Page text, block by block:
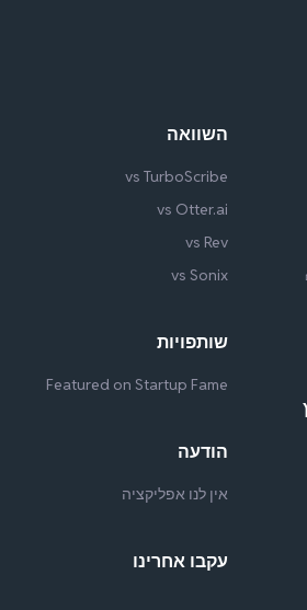
השוואה
vs TurboScribe
vs Otter.ai
vs Rev
vs Sonix
שותפויות
Featured on Startup Fame
הודעה
אין לנו אפליקציה
עקבו אחרינו